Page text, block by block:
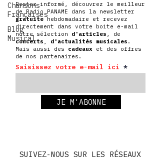
Chansons
Françaises
Blog
Musical
Restez informé, découvrez le meilleur
de Radio PANAME dans la newsletter
gratuitehebdomadaire et recevez
directement dans votre boite e-mail
notre sélection d'articles , de
concerts , d'actualités musicales .
Mais aussi des cadeaux et des offres
de nos partenaires.
Saisissez votre e-mail ici
JE M'ABONNE
SUIVEZ-NOUS SUR LES RÉSEAUX